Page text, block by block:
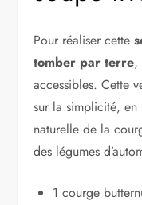
Pour réaliser cette
tomber par terre,
accessibles. Cette
sur la simplicité,
naturelle de la
des légumes
1 courge